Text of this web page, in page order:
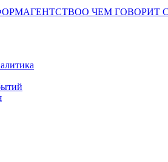
О ЧЕМ ГОВОРИТ